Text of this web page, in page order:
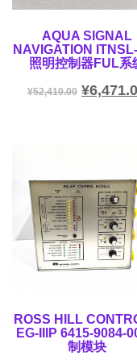
AQUA SIGNAL
NAVIGATION
照明控制器FUL系
¥52,410.00 ¥
ROSS HILL
EG-IIIP 6415-9084-
制模块